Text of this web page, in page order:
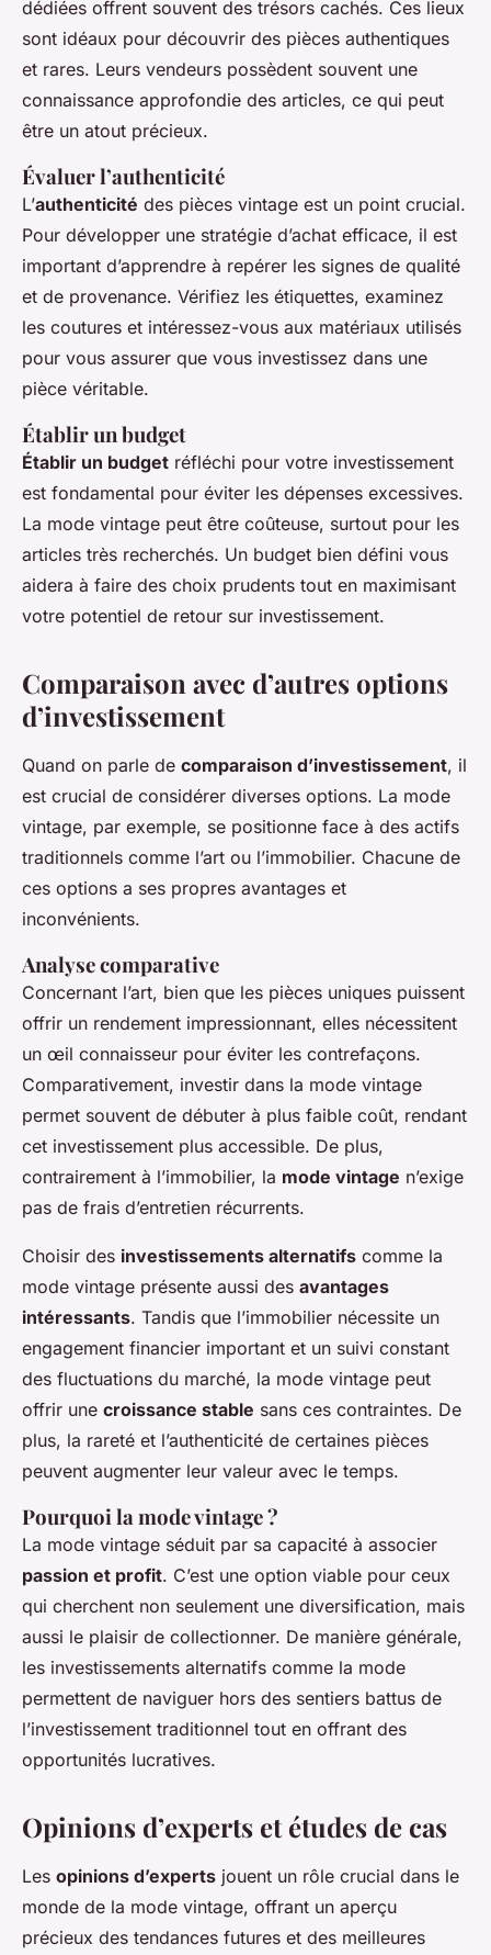
dédiées offrent souvent des trésors cachés. Ces lieux
sont idéaux pour découvrir des pièces authentiques
et rares. Leurs vendeurs possèdent souvent une
connaissance approfondie des articles, ce qui peut
être un atout précieux.
Évaluer l’authenticité
L’authenticité des pièces vintage est un point crucial.
Pour développer une stratégie d’achat efficace, il est
important d’apprendre à repérer les signes de qualité
et de provenance. Vérifiez les étiquettes, examinez
les coutures et intéressez-vous aux matériaux utilisés
pour vous assurer que vous investissez dans une
pièce véritable.
Établir un budget
Établir un budget réfléchi pour votre investissement
est fondamental pour éviter les dépenses excessives.
La mode vintage peut être coûteuse, surtout pour les
articles très recherchés. Un budget bien défini vous
aidera à faire des choix prudents tout en maximisant
votre potentiel de retour sur investissement.
Comparaison avec d’autres options
d’investissement
Quand on parle de comparaison d’investissement, il
est crucial de considérer diverses options. La mode
vintage, par exemple, se positionne face à des actifs
traditionnels comme l’art ou l’immobilier. Chacune de
ces options a ses propres avantages et
inconvénients.
Analyse comparative
Concernant l’art, bien que les pièces uniques puissent
offrir un rendement impressionnant, elles nécessitent
un œil connaisseur pour éviter les contrefaçons.
Comparativement, investir dans la mode vintage
permet souvent de débuter à plus faible coût, rendant
cet investissement plus accessible. De plus,
contrairement à l’immobilier, la mode vintage n’exige
pas de frais d’entretien récurrents.
Choisir des investissements alternatifs comme la
mode vintage présente aussi des avantages
intéressants. Tandis que l’immobilier nécessite un
engagement financier important et un suivi constant
des fluctuations du marché, la mode vintage peut
offrir une croissance stable sans ces contraintes. De
plus, la rareté et l’authenticité de certaines pièces
peuvent augmenter leur valeur avec le temps.
Pourquoi la mode vintage ?
La mode vintage séduit par sa capacité à associer
passion et profit. C’est une option viable pour ceux
qui cherchent non seulement une diversification, mais
aussi le plaisir de collectionner. De manière générale,
les investissements alternatifs comme la mode
permettent de naviguer hors des sentiers battus de
l’investissement traditionnel tout en offrant des
opportunités lucratives.
Opinions d’experts et études de cas
Les opinions d’experts jouent un rôle crucial dans le
monde de la mode vintage, offrant un aperçu
précieux des tendances futures et des meilleures